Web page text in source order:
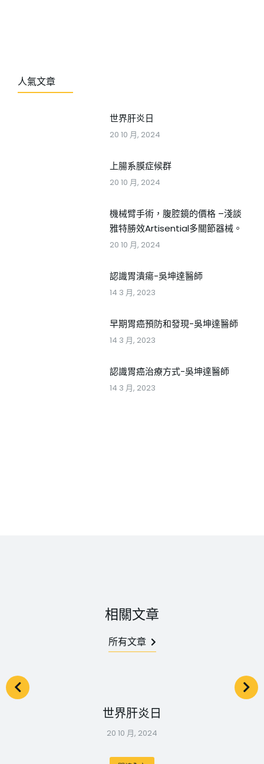
人氣文章
世界肝炎日
20 10 月, 2024
上腸系膜症候群
20 10 月, 2024
機械臂手術，腹腔鏡的價格 –淺談
雅特勝效Artisential多關節器械。
20 10 月, 2024
認識胃潰瘍-吳坤達醫師
14 3 月, 2023
早期胃癌預防和發現-吳坤達醫師
14 3 月, 2023
認識胃癌治療方式-吳坤達醫師
14 3 月, 2023
相關文章
所有文章
世界肝炎日
20 10 月, 2024